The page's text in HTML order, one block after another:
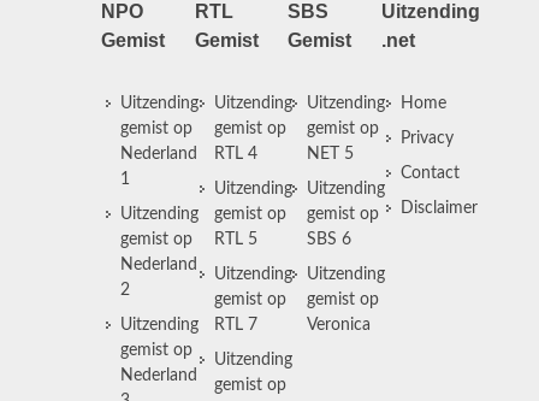
NPO
Gemist
Uitzending
gemist op
Nederland
1
Uitzending
gemist op
Nederland
2
Uitzending
gemist op
Nederland
RTL
Gemist
Uitzending
gemist op
RTL 4
Uitzending
gemist op
RTL 5
Uitzending
gemist op
RTL 7
Uitzending
gemist op
SBS
Gemist
Uitzending
gemist op
NET 5
Uitzending
gemist op
SBS 6
Uitzending
gemist op
Veronica
Uitzending
.net
Home
Privacy
Contact
Disclaimer